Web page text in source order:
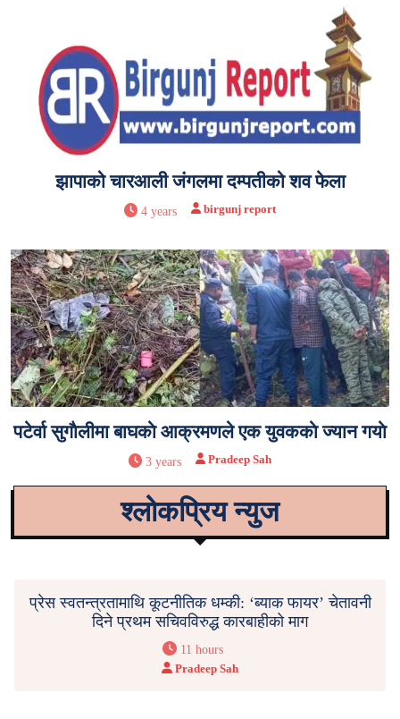
झापाको चारआली जंगलमा दम्पतीको शव फेला
4 years birgunj report
पटेर्वा सुगाैलीमा बाघकाे आक्रमणले एक युवककाे ज्यान गयाे
3 years Pradeep Sah
श्लोकप्रिय न्युज
प्रेस स्वतन्त्रतामाथि कूटनीतिक धम्की: ‘ब्याक फायर’ चेतावनी
दिने प्रथम सचिवविरुद्ध कारबाहीको माग
11 hours
Pradeep Sah